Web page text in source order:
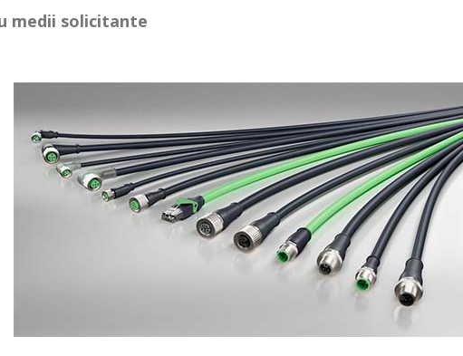
medii solicitante